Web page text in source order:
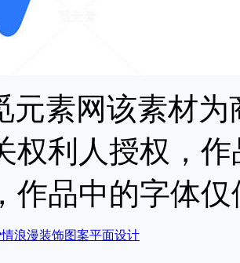
元素网该素材
权利人授权，
作品中的字体
浪漫装饰图案平面设计